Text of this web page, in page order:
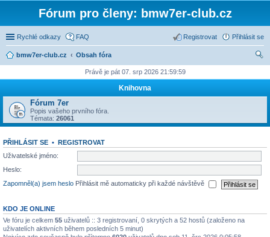
Fórum pro členy: bmw7er-club.cz
Rychlé odkazy FAQ Přihlásit se
Registrovat
bmw7er-club.cz
Obsah fóra
Právě je pát 07. srp 2026 21:59:59
Knihovna
Fórum 7er
Popis vašeho prvního fóra.
Témata: 26061
PŘIHLÁSIT SE • REGISTROVAT
Uživatelské jméno:
Heslo:
Zapomněl(a) jsem heslo Přihlásit mě automaticky při každé návštěvě
KDO JE ONLINE
Ve fóru je celkem 55 uživatelů :: 3 registrovaní, 0 skrytých a 52 hostů (založeno na
uživatelích aktivních během posledních 5 minut)